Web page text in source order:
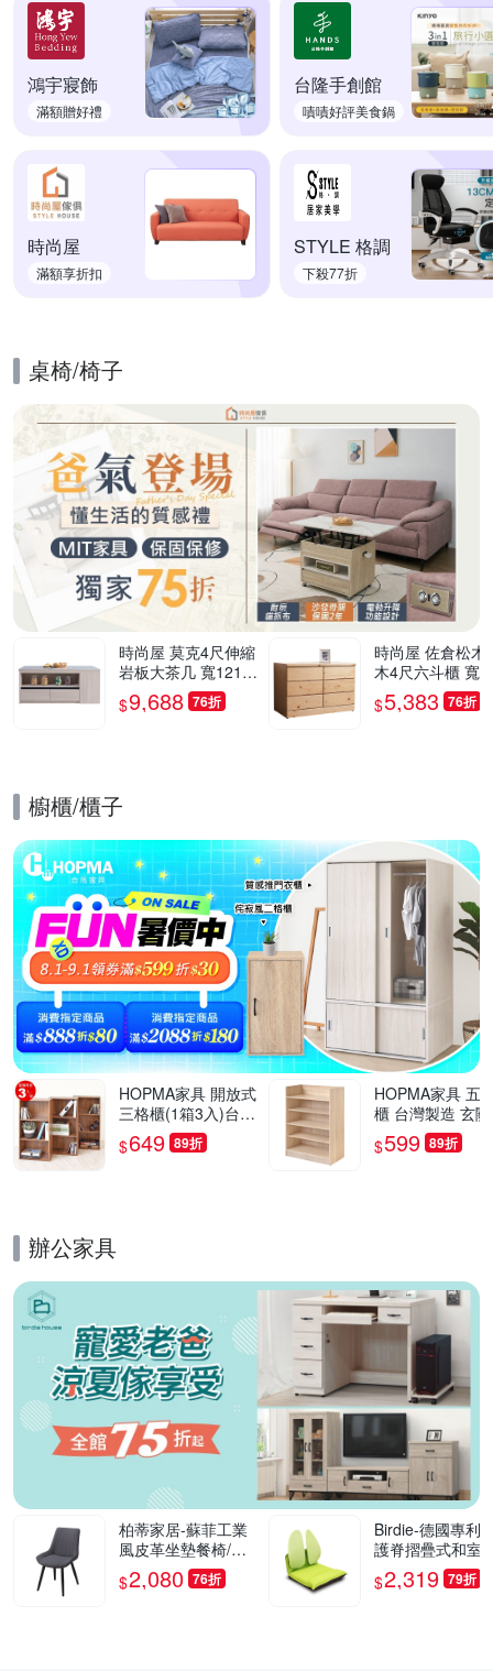
鴻宇寢飾
滿額贈好禮
台隆手創館
嘖嘖好評美食鍋
時尚屋
滿額享折扣
STYLE 格調
下殺77折
桌椅/椅子
時尚屋 莫克4尺伸縮
岩板大茶几 寬121x
深60x高52.6公分-台
灣製/免組裝/茶几
$9,688 76折
時尚屋 佐倉松木實
木4尺六斗櫃 寬
深58x高76cm
$5,383 76折
櫥櫃/櫃子
HOPMA家具 開放式
三格櫃(1箱3入)台灣
製造 收納置物櫃 儲
藏玄關櫃 展示空櫃-
$649 89折
HOPMA家具 五
櫃 台灣製造 玄
開放收納櫃 置物
櫃 鞋架-寬60 X
$599 89折
辦公家具
柏蒂家居-蘇菲工業
風皮革坐墊餐椅/休
閒椅(單椅)-55x42x8
2cm
$2,080 76折
Birdie-德國專利
護脊摺疊式和室
綠色-
$2,319 79折